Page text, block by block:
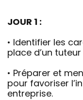
JOUR 1 :
• Identifier les
place d’un
• Préparer et
pour favoriser
entreprise.